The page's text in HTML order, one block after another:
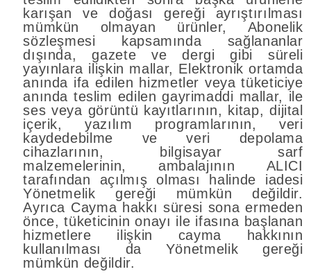
karışan ve doğası gereği ayrıştırılması
mümkün olmayan ürünler, Abonelik
sözleşmesi kapsamında sağlananlar
dışında, gazete ve dergi gibi süreli
yayınlara ilişkin mallar, Elektronik ortamda
anında ifa edilen hizmetler veya tüketiciye
anında teslim edilen gayrimaddi mallar, ile
ses veya görüntü kayıtlarının, kitap, dijital
içerik, yazılım programlarının, veri
kaydedebilme ve veri depolama
cihazlarının, bilgisayar sarf
malzemelerinin, ambalajının ALICI
tarafından açılmış olması halinde iadesi
Yönetmelik gereği mümkün değildir.
Ayrıca Cayma hakkı süresi sona ermeden
önce, tüketicinin onayı ile ifasına başlanan
hizmetlere ilişkin cayma hakkının
kullanılması da Yönetmelik gereği
mümkün değildir.